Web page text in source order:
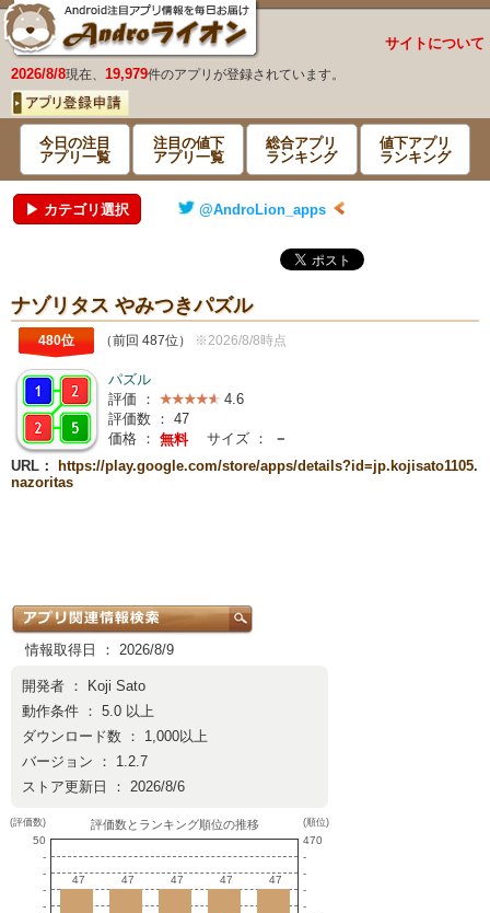
サイトについて
2026/8/8現在、 19,979件のアプリが登録されています。
今日の注目
アプリ一覧
注目の値下
アプリ一覧
総合アプリ
ランキング
値下アプリ
ランキング
▶ カテゴリ選択 @AndroLion_apps
ナゾリタス やみつきパズル
480位 （前回 487位） ※2026/8/8時点
パズル
評価 ：
4.6
評価数 ： 47
価格 ： 無料 サイズ ：
－
URL：
https://play.google.com/store/apps/details?id=jp.kojisato1105.
nazoritas
情報取得日 ： 2026/8/9
開発者 ：
Koji Sato
動作条件 ： 5.0 以上
ダウンロード数 ： 1,000以上
バージョン ： 1.2.7
ストア更新日 ： 2026/8/6
(評価数)
50
-
-
-
-
評価数とランキング順位の推移
47
47 47
47 47
47 47
47 47
47
(順位)
470
-
-
-
-